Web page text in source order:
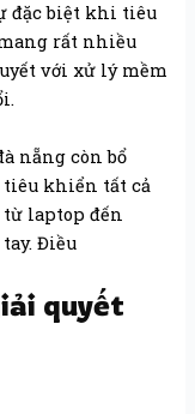
đặc biệt khi tiêu
rất nhiều
với xử lý mềm
nẵng còn bổ
tiêu khiển tất cả
laptop đến
Điều
quyết